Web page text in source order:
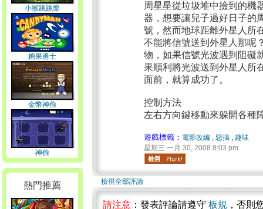
小猴跳跳樂
糖果勇士
金幣神偷
神偷
熱門推薦
周星星從垃圾堆中撿到的機
器，想要讓兒子過好日子的
號，然而地球距離外星人所
不能將信號送到外星人那呢
物，如果信號光波遇到阻礙
果順利將光波送到外星人所
面前，就算成功了。
控制方法
左右方向鍵移動來躲開各種
遊戲標籤： 電影改編 ,惡搞 , 趣味
星期三 一月 30, 2008 8:03 pm
檢視全部評論
請注意 ：發表評論請遵守 板規 ，否則